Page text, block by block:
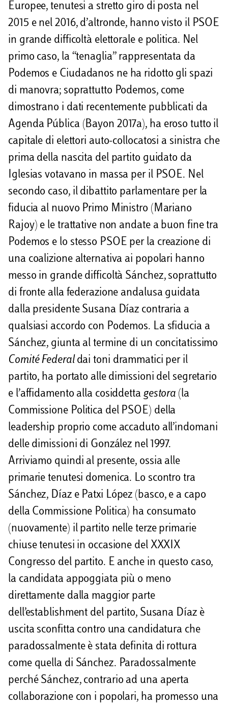
Europee, tenutesi a stretto giro di posta nel
2015 e nel 2016, d’altronde, hanno visto il PSOE
in grande difficoltà elettorale e politica. Nel
primo caso, la “tenaglia” rappresentata da
Podemos e Ciudadanos ne ha ridotto gli spazi
di manovra; soprattutto Podemos, come
dimostrano i dati recentemente pubblicati da
Agenda Pública (Bayon 2017a), ha eroso tutto il
capitale di elettori auto-collocatosi a sinistra che
prima della nascita del partito guidato da
Iglesias votavano in massa per il PSOE. Nel
secondo caso, il dibattito parlamentare per la
fiducia al nuovo Primo Ministro (Mariano
Rajoy) e le trattative non andate a buon fine tra
Podemos e lo stesso PSOE per la creazione di
una coalizione alternativa ai popolari hanno
messo in grande difficoltà Sánchez, soprattutto
di fronte alla federazione andalusa guidata
dalla presidente Susana Díaz contraria a
qualsiasi accordo con Podemos. La sfiducia a
Sánchez, giunta al termine di un concitatissimo
Comité Federal dai toni drammatici per il
partito, ha portato alle dimissioni del segretario
e l’affidamento alla cosiddetta gestora (la
Commissione Politica del PSOE) della
leadership proprio come accaduto all’indomani
delle dimissioni di González nel 1997.
Arriviamo quindi al presente, ossia alle
primarie tenutesi domenica. Lo scontro tra
Sánchez, Díaz e Patxi López (basco, e a capo
della Commissione Politica) ha consumato
(nuovamente) il partito nelle terze primarie
chiuse tenutesi in occasione del XXXIX
Congresso del partito. E anche in questo caso,
la candidata appoggiata più o meno
direttamente dalla maggior parte
dell’establishment del partito, Susana Díaz è
uscita sconfitta contro una candidatura che
paradossalmente è stata definita di rottura
come quella di Sánchez. Paradossalmente
perché Sánchez, contrario ad una aperta
collaborazione con i popolari, ha promesso una